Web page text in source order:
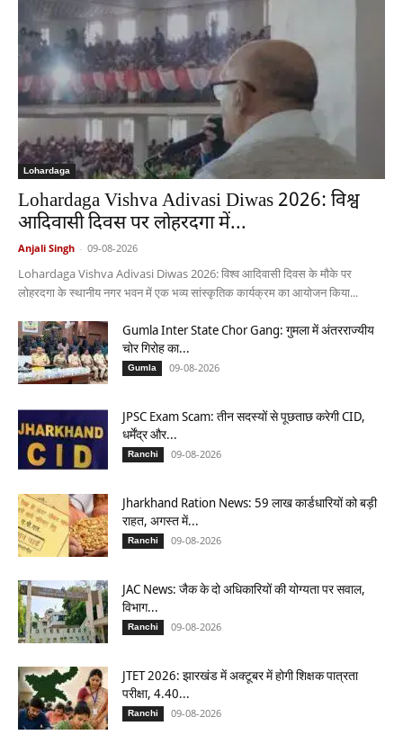
Lohardaga
Lohardaga Vishva Adivasi Diwas 2026: विश्व
आदिवासी दिवस पर लोहरदगा में...
Anjali Singh - 09-08-2026
Lohardaga Vishva Adivasi Diwas 2026: विश्व आदिवासी दिवस के मौके पर
लोहरदगा के स्थानीय नगर भवन में एक भव्य सांस्कृतिक कार्यक्रम का आयोजन किया...
Gumla Inter State Chor Gang: गुमला में अंतरराज्यीय
चोर गिरोह का...
Gumla 09-08-2026
JPSC Exam Scam: तीन सदस्यों से पूछताछ करेगी CID,
धर्मेंद्र और...
Ranchi 09-08-2026
Jharkhand Ration News: 59 लाख कार्डधारियों को बड़ी
राहत, अगस्त में...
Ranchi 09-08-2026
JAC News: जैक के दो अधिकारियों की योग्यता पर सवाल,
विभाग...
Ranchi 09-08-2026
JTET 2026: झारखंड में अक्टूबर में होगी शिक्षक पात्रता
परीक्षा, 4.40...
Ranchi 09-08-2026